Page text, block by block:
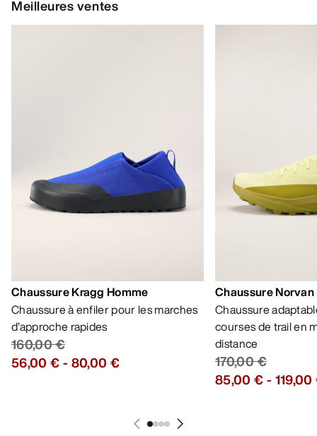
Meilleures ventes
Chaussure Kragg Homme
Chaussure à enfiler pour les marches
d’approche rapides
160,00 €
56,00 €- 80,00 €
Chaussure
Chaussure
courses de trail en
distance
170,00 €
85,00 €-